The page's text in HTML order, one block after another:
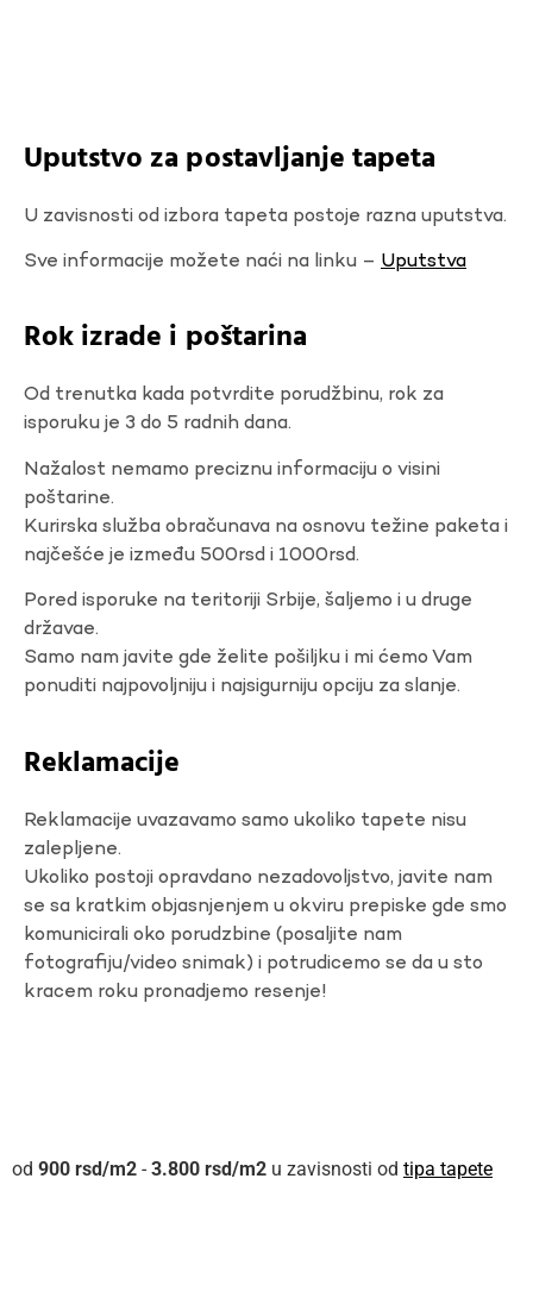
Uputstvo za postavljanje tapeta
U zavisnosti od izbora tapeta postoje razna uputstva.
Sve informacije možete naći na linku – Uputstva
Rok izrade i poštarina
Od trenutka kada potvrdite porudžbinu, rok za
isporuku je 3 do 5 radnih dana.
Nažalost nemamo preciznu informaciju o visini
poštarine.
Kurirska služba obračunava na osnovu težine paketa i
najčešće je između 500rsd i 1000rsd.
Pored isporuke na teritoriji Srbije, šaljemo i u druge
državae.
Samo nam javite gde želite pošiljku i mi ćemo Vam
ponuditi najpovoljniju i najsigurniju opciju za slanje.
Reklamacije
Reklamacije uvazavamo samo ukoliko tapete nisu
zalepljene.
Ukoliko postoji opravdano nezadovoljstvo, javite nam
se sa kratkim objasnjenjem u okviru prepiske gde smo
komunicirali oko porudzbine (posaljite nam
fotografiju/video snimak) i potrudicemo se da u sto
kracem roku pronadjemo resenje!
900 rsd - 3.800 rsd u zavisnosti od tipa tapete